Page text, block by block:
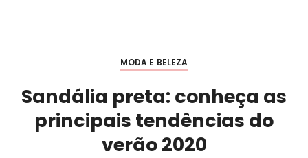
MODA E BELEZA
Sandália preta: conheça as
principais tendências do
verão 2020